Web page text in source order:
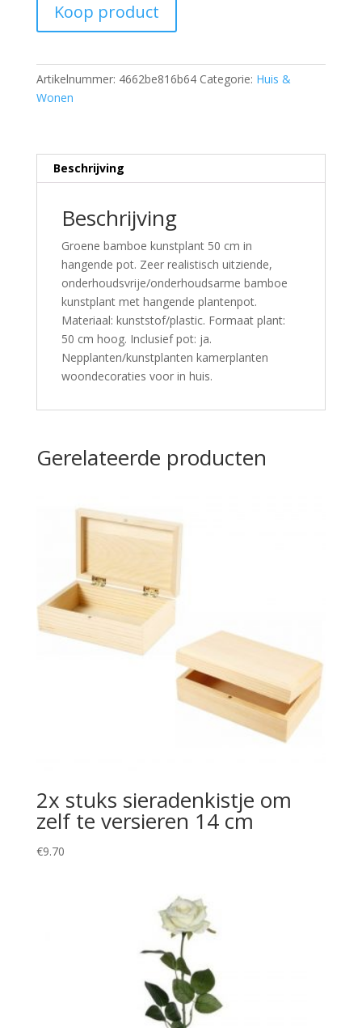
Koop product
Artikelnummer: 4662be816b64 Categorie: Huis &
Wonen
Beschrijving
Beschrijving
Groene bamboe kunstplant 50 cm in
hangende pot. Zeer realistisch uitziende,
onderhoudsvrije/onderhoudsarme bamboe
kunstplant met hangende plantenpot.
Materiaal: kunststof/plastic. Formaat plant:
50 cm hoog. Inclusief pot: ja.
Nepplanten/kunstplanten kamerplanten
woondecoraties voor in huis.
Gerelateerde producten
2x stuks sieradenkistje om
zelf te versieren 14 cm
€9.70